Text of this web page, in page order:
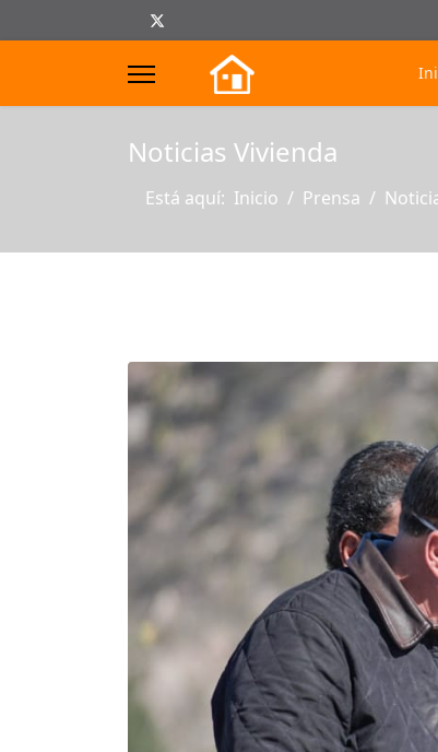
Noticias Vivienda
Está aquí: Inicio Prensa